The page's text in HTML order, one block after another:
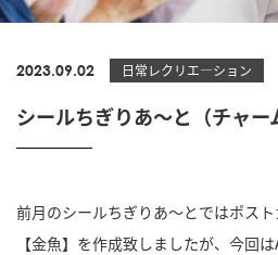
2023.09.02 日常レクリエ―ション
シールちぎりあ～と（チャー
前月のシールちぎりあ～とではポス
【金魚】を作成致しましたが、今回